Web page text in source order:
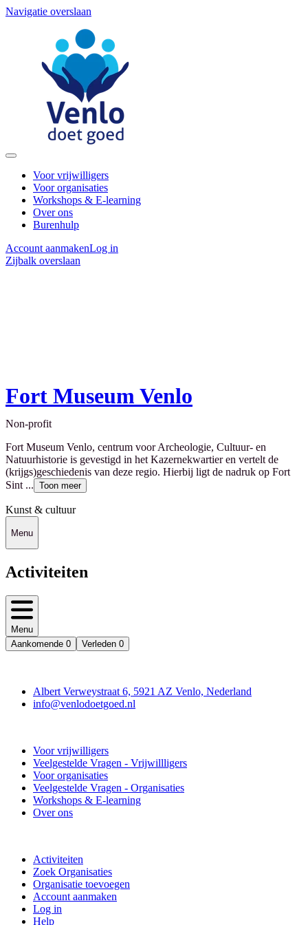
Navigatie overslaan
Voor vrijwilligers
Voor organisaties
Workshops & E-learning
Over ons
Burenhulp
Account aanmakenLog in
Zijbalk overslaan
Fort Museum Venlo
Non-profit
Fort Museum Venlo, centrum voor Archeologie, Cultuur- en
Natuurhistorie is gevestigd in het Kazernekwartier en vertelt de
(krijgs)geschiedenis van deze regio. Hierbij ligt de nadruk op Fort
Sint ... Toon meer
Kunst & cultuur
Menu
Activiteiten
Menu
Aankomende 0 Verleden 0
Albert Verweystraat 6, 5921 AZ Venlo, Nederland
info@venlodoetgoed.nl
Voor vrijwilligers
Veelgestelde Vragen - Vrijwillligers
Voor organisaties
Veelgestelde Vragen - Organisaties
Workshops & E-learning
Over ons
Activiteiten
Zoek Organisaties
Organisatie toevoegen
Account aanmaken
Log in
Help